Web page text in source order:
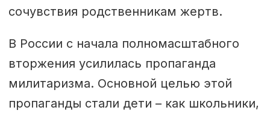
сочувствия родственникам жертв.
В России с начала полномасштабного
вторжения усилилась пропаганда
милитаризма. Основной целью этой
пропаганды стали дети – как школьники,